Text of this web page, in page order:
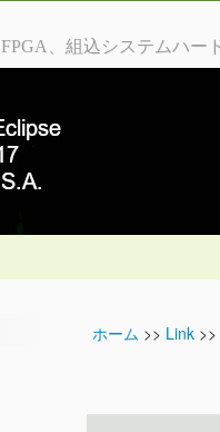
FPGA、組込システムハー
ホーム >> Link >>